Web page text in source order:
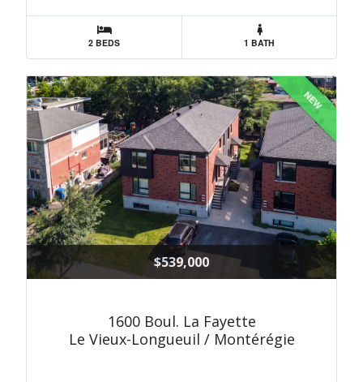
2 BEDS 1 BATH
NEW
$539,000
1600 Boul. La Fayette
Le Vieux-Longueuil / Montérégie